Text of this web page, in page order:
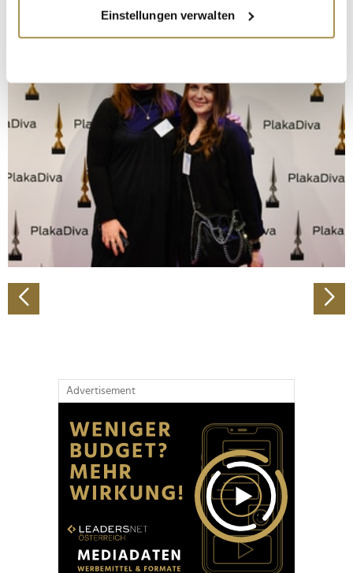
Informationen über Ihre geografische Lage
erfassen, welche bis auf einige Meter genau sein
bestimmten Merkmalen (Fingerprinting) identifizieren
Erfahren Sie mehr darüber, wie Ihre persönlichen Daten
verarbeitet werden, und legen Sie Ihre Präferenzen im
Abschnitt Einzelheiten
fest.
Wir verwenden Cookies, um Inhalte und Anzeigen zu
personalisieren, Funktionen für soziale Medien anbieten
zu können und die Zugriffe auf unsere Website zu
analysieren. Außerdem geben wir Informationen zu Ihrer
Verwendung unserer Website an unsere Partner für
soziale Medien, Werbung und Analysen weiter. Unsere
Partner führen diese Informationen möglicherweise mit
Einstellungen verwalten
Advertisement